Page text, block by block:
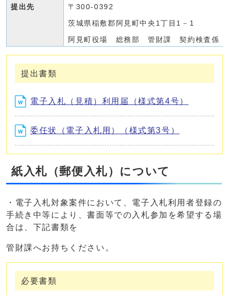
提出先 〒300-0392
茨城県稲敷郡阿見町中央1丁目1－1
阿見町役場 総務部 管財課 契約検査係
提出書類
電子入札（見積）利用届（様式第4号）
委任状（電子入札用）（様式第3号）
紙入札（郵便入札）について
・電子入札対象案件において、電子入札利用者登録の
手続き中等により、書面等での入札参加を希望する場
合は、下記書類を
管財課へお持ちください。
必要書類